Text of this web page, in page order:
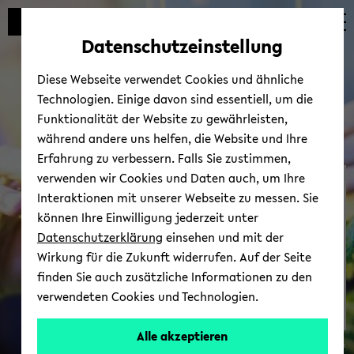
Automatische
vermeiden
zum
wechseln
zum
wechseln
zum
wechseln
Mi­kro­bio­lo­gie in einer da­
ten­ge­steu­er­ten Welt
(MDDW)
© Bie­le­feld Uni­ver­si­ty/S. Jonek
Datenschutzeinstellung
Diese Webseite verwendet Cookies und ähnliche
Technologien. Einige davon sind essentiell, um die
Funktionalität der Website zu gewährleisten,
während andere uns helfen, die Website und Ihre
Erfahrung zu verbessern. Falls Sie zustimmen,
verwenden wir Cookies und Daten auch, um Ihre
Interaktionen mit unserer Webseite zu messen. Sie
können Ihre Einwilligung jederzeit unter
Datenschutzerklärung einsehen und mit der
Wirkung für die Zukunft widerrufen. Auf der Seite
finden Sie auch zusätzliche Informationen zu den
verwendeten Cookies und Technologien.
Alle akzeptieren